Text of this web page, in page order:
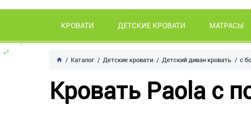
КРОВАТИ ДЕТСКИЕ КРОВАТИ МАТРАСЫ
Каталог Детские кровати Детский диван кровать с
Кровать Paola с